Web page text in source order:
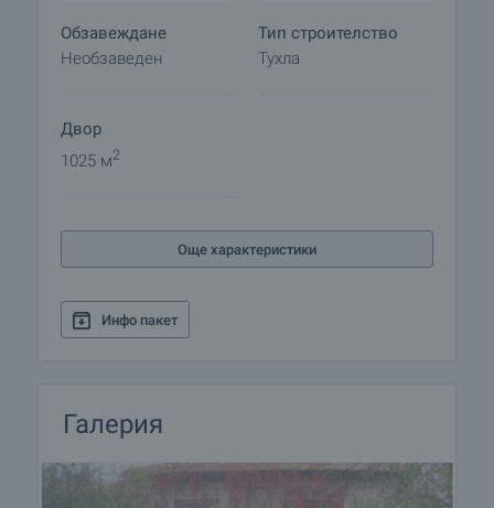
Обзавеждане
Необзаведен
Тип строителство
Тухла
Двор
1025 м2
Още характеристики
Инфо пакет
Галерия